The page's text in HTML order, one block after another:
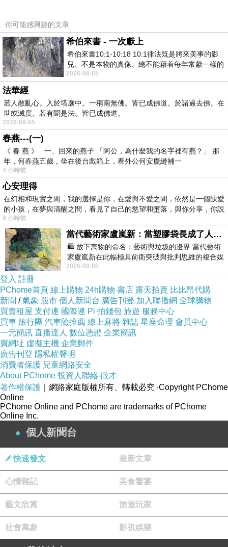
你可能感興趣的文章
希伯來書 - 一次獻上
希伯來書10:1-10:18 10:1律法既是將來美事的影
兒、不是本物的真像、總不能藉着每年常獻一樣的
祭物、叫那近前來的人得以完全。 10
2026-08-05
法華經
若人散亂心。入於塔廟中。一稱南無佛。皆已成佛道。於諸過去佛。在
世或滅度。若有聞是法。皆已成佛道。
2026-08-05
春燕---(一)
《 春 燕 》 一、回來的燕子 「阿公，為什麼我的名字裡有燕？」 那
年，何春燕五歲，坐在後台戲箱上，看外公何安慶縫補一
4 小時前
心安理得
在幻相和現實之間，我的選擇是你，在愛與不愛之間，依然是一個缺愛
的小孩，在夢與清醒之間，看見了自己的慾望和墮落，與你分享，你説
9 小時前
當代藝術家盧嵐新：當塑膠袋長成了人的模樣，我們的目光是否學會了放下偏見？
🛍️ 放下萬物的命名：藝術與垃圾的邊界 當代藝術
家盧嵐新在此幅極具前衛突破與批判思維的複合媒
材新作中，直接將被大眾定義為廢棄物
2026-08-05
登入 註冊
PChome首頁 線上購物 24h購物 書店 露天拍賣 比比昂代購
新聞 /氣象 股市 個人新聞台 廣告刊登 加入聯播網 全球購物
買賣租屋 支付連 國際連 Pi 拍錢包 旅遊 服務中心
買車 旅行團 汽車險推薦 線上麻將 雜誌 星座命理 會員中心
一元簡訊 直播達人 數位憑證 企業簡訊
買網址 虛擬主機 企業郵件
廣告刊登 隱私權聲明
消費者保護 兒童網路安全
About PChome 投資人聯絡 徵才
著作權保護 ｜網路家庭版權所有、轉載必究 ‧Copyright PChome
Online
PChome Online and PChome are trademarks of PChome
Online Inc.
個人新聞台
快速發文 最新文章
心情雜記 美食饗宴
藝文欣賞 旅遊玩家
社會萬象 影視娛樂